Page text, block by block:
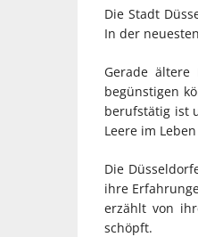
Die Stadt
In der
Gerade
begünstigen
berufstätig ist
Leere im
Die
ihre
erzählt von
schöpft.